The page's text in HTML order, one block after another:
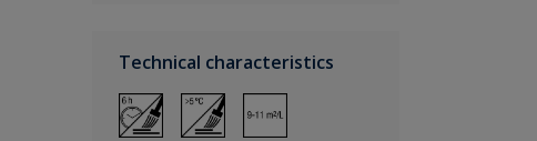
Technical characteristics